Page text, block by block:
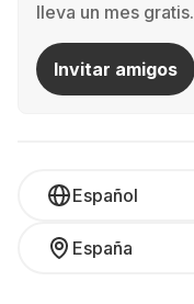
lleva un mes gratis.
Invitar amigos
Español
España